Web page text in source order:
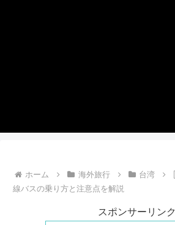
ホーム 海外旅行 台湾
線バスの乗り方と注意点を解説
スポンサーリンク